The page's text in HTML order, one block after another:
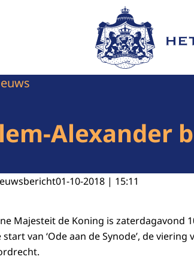
Naar de homepage
Alexander
01-10-2018 | 15:11
Majesteit de Koning is zaterdagavond
start van ‘Ode aan de Synode’, de viering